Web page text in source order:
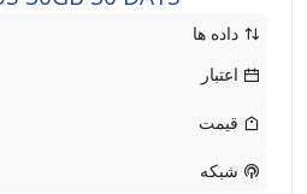
داده ها
اعتبار
قیمت
شبکه